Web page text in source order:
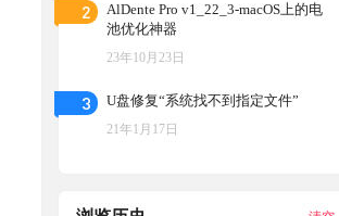
2
AlDente Pro v1_22_3-macOS上的电
池优化神器
23年10月23日
3 U盘修复“系统找不到指定文件”
21年1月17日